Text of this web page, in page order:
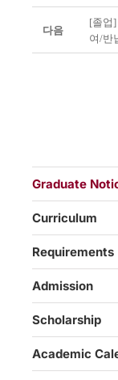
다음
[졸업
여/반
Graduate
Curriculum
Requirements
Admission
Scholarship
Academic